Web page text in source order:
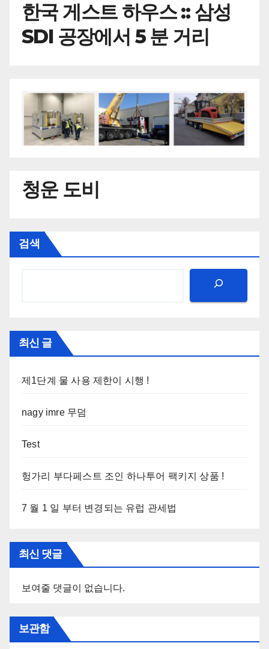
한국 게스트 하우스 :: 삼성
SDI 공장에서 5 분 거리
청운 도비
검색
최신 글
제1단계 물 사용 제한이 시행 !
nagy imre 무덤
Test
헝가리 부다페스트 조인 하나투어 팩키지 상품 !
7 월 1 일 부터 변경되는 유럽 관세법
최신 댓글
보여줄 댓글이 없습니다.
보관함